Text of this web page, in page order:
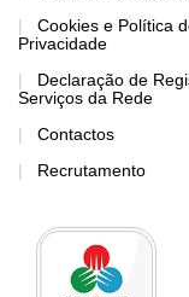
Cookies e Política
Privacidade
Declaração de
Serviços da Rede
Contactos
Recrutamento